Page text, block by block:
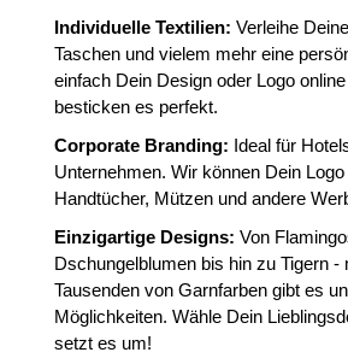
Individuelle Textilien: Verleihe
Taschen und vielem mehr eine
einfach Dein Design oder Logo
besticken es perfekt.
Corporate Branding: Ideal für
Unternehmen. Wir können Dein
Handtücher, Mützen und andere
Einzigartige Designs: Von
Dschungelblumen bis hin zu Tigern -
Tausenden von Garnfarben gibt es
Möglichkeiten. Wähle Dein
setzt es um!